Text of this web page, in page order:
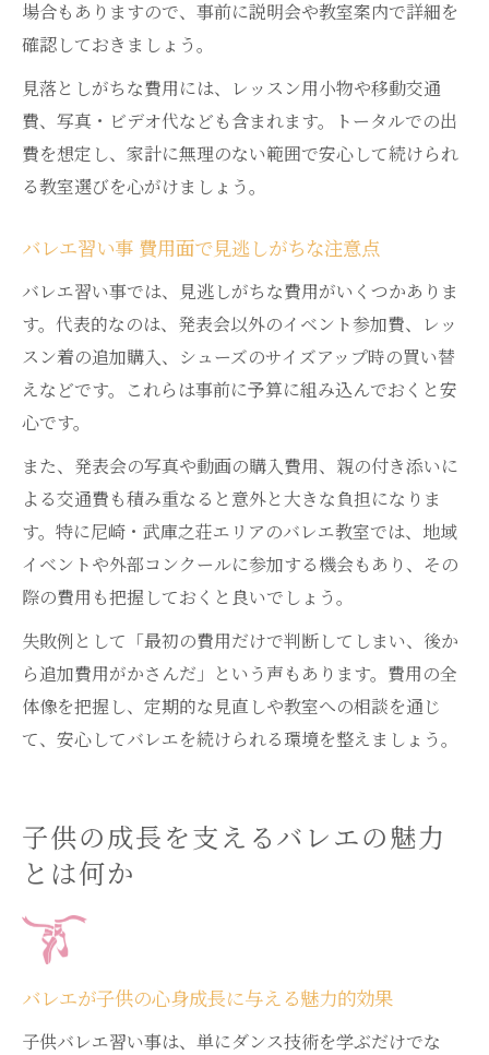
場合もありますので、事前に説明会や教室案内で詳細を
確認しておきましょう。
見落としがちな費用には、レッスン用小物や移動交通
費、写真・ビデオ代なども含まれます。トータルでの出
費を想定し、家計に無理のない範囲で安心して続けられ
る教室選びを心がけましょう。
バレエ習い事 費用面で見逃しがちな注意点
バレエ習い事では、見逃しがちな費用がいくつかありま
す。代表的なのは、発表会以外のイベント参加費、レッ
スン着の追加購入、シューズのサイズアップ時の買い替
えなどです。これらは事前に予算に組み込んでおくと安
心です。
また、発表会の写真や動画の購入費用、親の付き添いに
よる交通費も積み重なると意外と大きな負担になりま
す。特に尼崎・武庫之荘エリアのバレエ教室では、地域
イベントや外部コンクールに参加する機会もあり、その
際の費用も把握しておくと良いでしょう。
失敗例として「最初の費用だけで判断してしまい、後か
ら追加費用がかさんだ」という声もあります。費用の全
体像を把握し、定期的な見直しや教室への相談を通じ
て、安心してバレエを続けられる環境を整えましょう。
子供の成長を支えるバレエの魅力
とは何か
バレエが子供の心身成長に与える魅力的効果
子供バレエ習い事は、単にダンス技術を学ぶだけでな